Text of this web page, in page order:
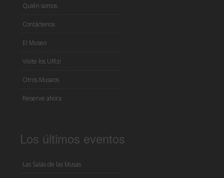
Quién somos
Contáctenos
El Museo
Visite los Uffizi
Otros Museos
Reserve ahora
Los últimos eventos
Las Salas de las Musas